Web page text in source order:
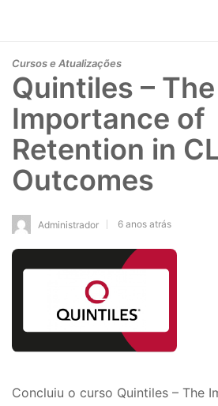
Cursos e Atualizações
Quintiles – The
Importance of
Retention in
Outcomes
Administrador 6 anos atrás
Concluiu o curso Quintiles – The